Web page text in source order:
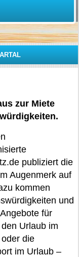
zur Miete
publiziert die
Augenmerk auf
kommen
und
für
Urlaub im
die
im Urlaub –